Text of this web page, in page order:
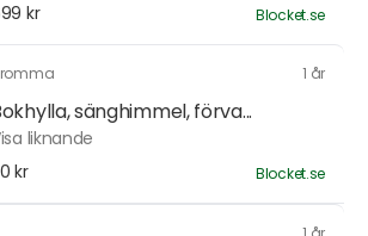
kr
Blocket.se
1 år
sänghimmel, förva...
liknande
kr
Blocket.se